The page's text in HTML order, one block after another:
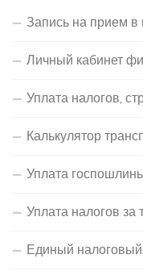
Запись на прием
Личный кабинет
Уплата налогов,
Калькулятор
Уплата
Уплата налогов за
Единый